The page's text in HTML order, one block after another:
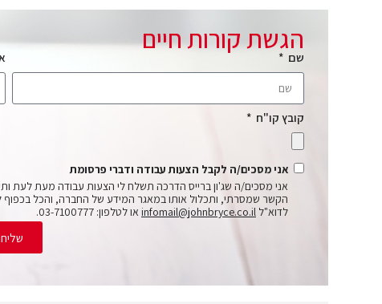
הגשת קורות חיים
שם
קובץ קו"ח
אני מסכים/ה לקבל הצעות עבודה ודברי פרסומת
אני מסכים/ה שג'ון ברייס הדרכה תשלח לי הצעות עבודה מעת לעת
הקשר שמסרתי, ותכלול אותו במאגר המידע של החברה, והכל בכפוף
לדוא"ל infomail@johnbryce.co.il או לטלפון: 03-7100777.